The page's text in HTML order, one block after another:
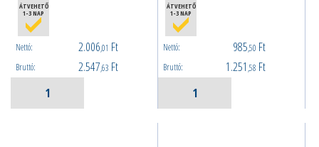
ÁTVEHETŐ
1-3 NAP
Nettó: 2.006,01 Ft
Bruttó: 2.547,63 Ft
ÁTVEHETŐ
1-3 NAP
Nettó: 985,50 Ft
Bruttó: 1.251 ,58 Ft